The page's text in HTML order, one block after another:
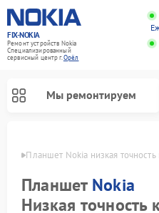
FIX-NOKIA
Ремонт устройств Nokia
Специализированный
cервисный центр г.Орёл
Мы ремонтируем
Планшет Nokia низкая точность
Планшет Nokia
Низкая точность